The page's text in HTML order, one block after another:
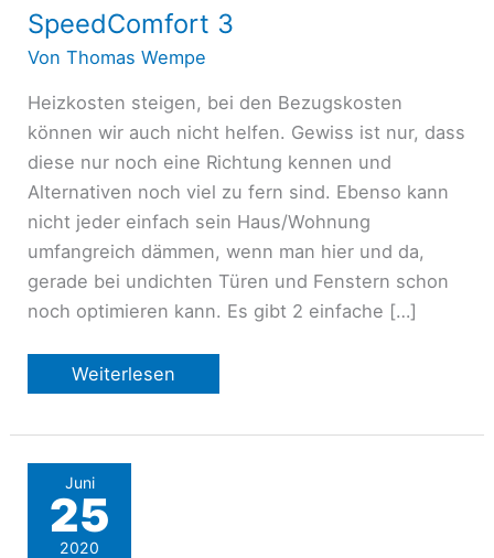
SpeedComfort 3
VonThomas Wempe
Heizkosten steigen, bei den Bezugskosten
können wir auch nicht helfen. Gewiss ist nur, dass
diese nur noch eine Richtung kennen und
Alternativen noch viel zu fern sind. Ebenso kann
nicht jeder einfach sein Haus/Wohnung
umfangreich dämmen, wenn man hier und da,
gerade bei undichten Türen und Fenstern schon
noch optimieren kann. Es gibt 2 einfache […]
SpeedComfort
3
Weiterlesen
Juni
25
2020